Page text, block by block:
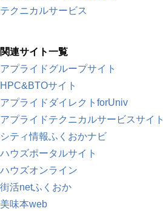
テクニカルサービス
関連サイト一覧
アプライドグループサイト
HPC&BTOサイト
アプライドダイレクトforUniv
アプライドテクニカルサービスサイト
シティ情報ふくおかナビ
ハウズポータルサイト
ハウズオンライン
街活netふくおか
美味本web